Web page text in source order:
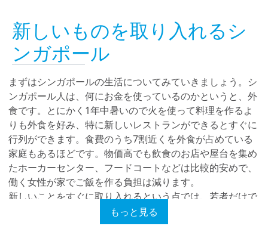
新しいものを取り入れるシ
ンガポール
まずはシンガポールの生活についてみていきましょう。シ
ンガポール人は、何にお金を使っているのかというと、外
食です。とにかく1年中暑いので火を使って料理を作るよ
りも外食を好み、特に新しいレストランができるとすぐに
行列ができます。食費のうち7割近くを外食が占めている
家庭もあるほどです。物価高でも飲食のお店や屋台を集め
たホーカーセンター、フードコートなどは比較的安めで、
働く女性が家でご飯を作る負担は減ります。
新しいことをすぐに取り入れるという点では、若者だけで
なく中高年者の間でもモバイル決済が進んでいることも興
味深い現象です。一般的なモバイル決済
もっと見る